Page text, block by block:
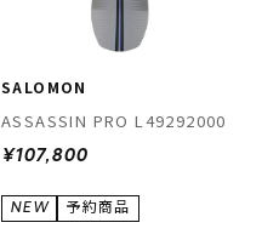
SALOMON
ASSASSIN PRO L49292000
¥107,800